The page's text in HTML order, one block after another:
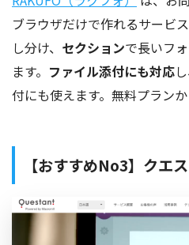
ブラウザだけで作れるサービス
し分け、 セクションで長いフ
ます。 ファイル添付にも対応
付にも使えます。無料プランか
【おすすめNo3】クエ